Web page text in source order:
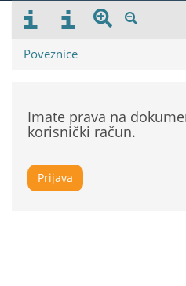
Poveznice
Imate prava na
korisnički račun.
Prijava